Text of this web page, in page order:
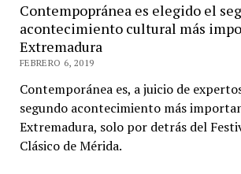
Contempopránea es elegido el
acontecimiento cultural más
Extremadura
FEBRERO 6, 2019
Contemporánea es, a juicio de
segundo acontecimiento más
Extremadura, solo por detrás del
Clásico de Mérida.